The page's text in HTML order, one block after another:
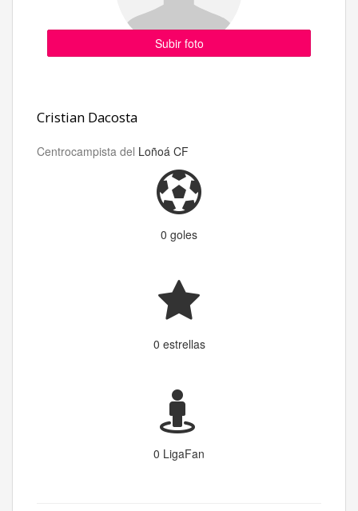
Subir foto
Cristian Dacosta
Centrocampista del Loñoá CF
0 goles
0 estrellas
0 LigaFan